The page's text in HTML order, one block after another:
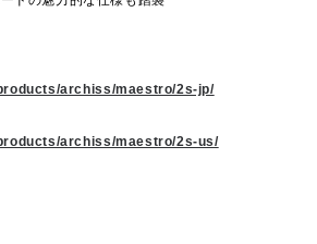
archiss/maestro/2s-jp/
archiss/maestro/2s-us/